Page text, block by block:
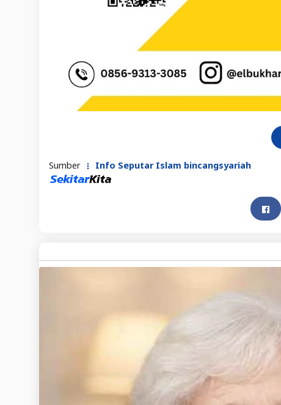
Sumber Info Seputar Islam bincangsyariah